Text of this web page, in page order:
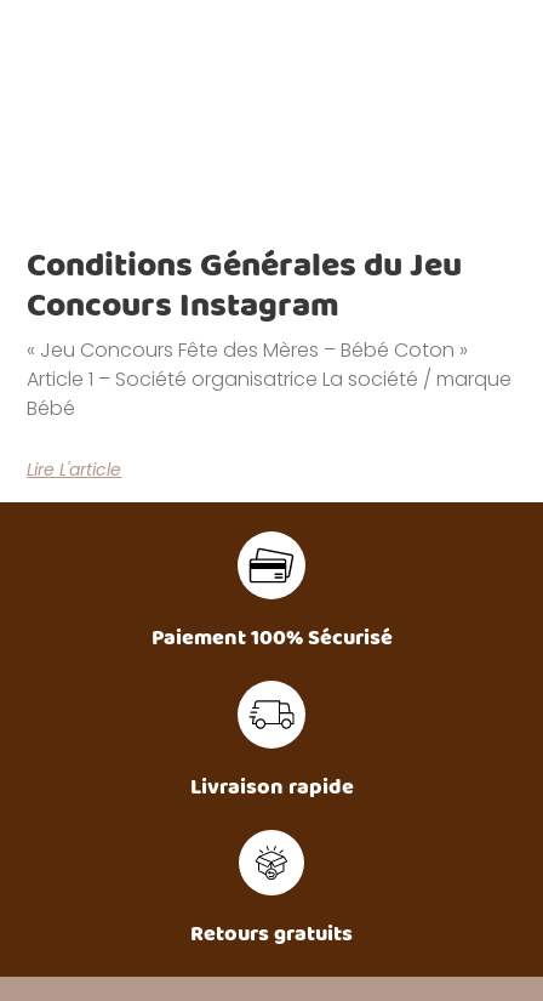
Conditions Générales du Jeu
Concours Instagram
« Jeu Concours Fête des Mères – Bébé Coton »
Article 1 – Société organisatrice La société / marque
Bébé
Lire L'article
Paiement 100% Sécurisé
Livraison rapide
Retours gratuits